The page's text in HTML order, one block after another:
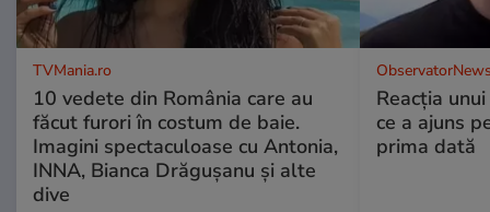
TVMania.ro
10 vedete din România care au
făcut furori în costum de baie.
Imagini spectaculoase cu Antonia,
INNA, Bianca Drăgușanu și alte
dive
Reacția
ce a ajuns
prima dată